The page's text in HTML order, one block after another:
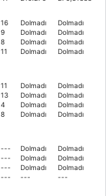
16
9
8
11
Dolmadı
Dolmadı
Dolmadı
Dolmadı
Dolmadı
Dolmadı
Dolmadı
Dolmadı
11
13
4
8
Dolmadı
Dolmadı
Dolmadı
Dolmadı
Dolmadı
Dolmadı
Dolmadı
Dolmadı
---
---
---
---
Dolmadı
Dolmadı
Dolmadı
---
Dolmadı
Dolmadı
Dolmadı
---